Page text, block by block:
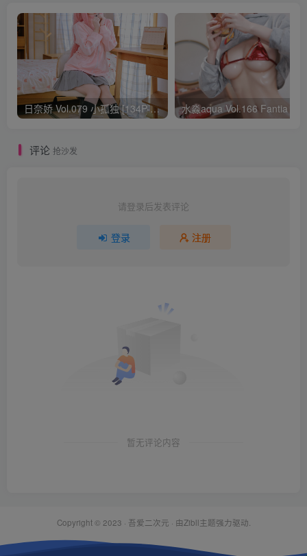
日奈娇 Vol.079 小孤独 [134P-1.84GB]
评论 抢沙发
请登录后发表评论
登录 注册
暂无评论内容
Copyright © 2023 · 吾爱二次元 · 由Zibll主题强力驱动.